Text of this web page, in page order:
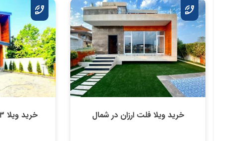
خرید ویلا فلت ارزان در شمال